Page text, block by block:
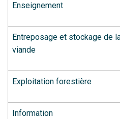
Enseignement
Entreposage et stockage de
viande
Exploitation forestière
Information